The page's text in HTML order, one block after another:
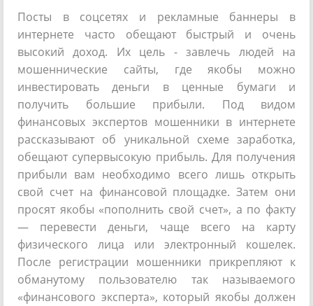
Посты в соцсетях и рекламные баннеры в
интернете часто обещают быстрый и очень
высокий доход. Их цель - завлечь людей на
мошеннические сайты, где якобы можно
инвестировать деньги в ценные бумаги и
получить большие прибыли. Под видом
финансовых экспертов мошенники в интернете
рассказывают об уникальной схеме заработка,
обещают супервысокую прибыль. Для получения
прибыли вам необходимо всего лишь открыть
свой счет на финансовой площадке. Затем они
просят якобы «пополнить свой счет», а по факту
— перевести деньги, чаще всего на карту
физического лица или электронный кошелек.
После регистрации мошенники прикрепляют к
обманутому пользователю так называемого
«финансового эксперта», который якобы должен